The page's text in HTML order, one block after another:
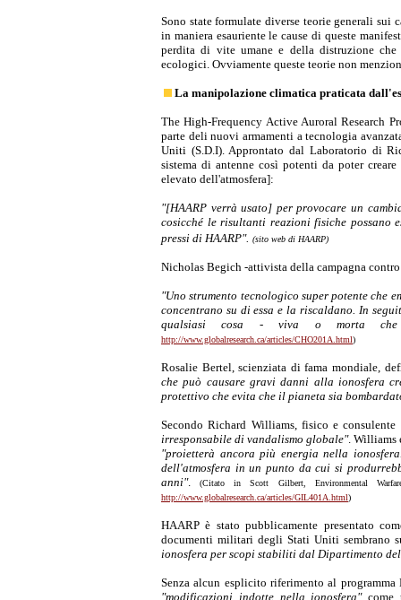
Sono state formulate diverse teorie generali sui
in maniera esauriente le cause di queste
perdita di vite umane e della distruzione
ecologici. Ovviamente queste teorie non
La manipolazione climatica praticata
The High-Frequency Active Auroral Research
parte deli nuovi armamenti a tecnologia
Uniti (S.D.I). Approntato dal Laboratorio di
sistema di antenne così potenti da poter
elevato dell'atmosfera]:
"[HAARP verrà usato] per provocare un
cosicché le risultanti reazioni fisiche possano
pressi di HAARP". (sito web di HAARP)
Nicholas Begich -attivista della campagna
"Uno strumento tecnologico super potente che
concentrano su di essa e la riscaldano. In
qualsiasi cosa - viva o morta
http://www.globalresearch.ca/articles/CHO201A.html)
Rosalie Bertel, scienziata di fama mondiale,
che può causare gravi danni alla ionosfera
protettivo che evita che il pianeta sia
Secondo Richard Williams, fisico e
irresponsabile di vandalismo globale". Williams
"proietterà ancora più energia nella
dell'atmosfera in un punto da cui si
anni". (Citato in Scott Gilbert, Environmental
http://www.globalresearch.ca/articles/GIL401A.html)
HAARP è stato pubblicamente presentato
documenti militari degli Stati Uniti sembrano
ionosfera per scopi stabiliti dal Dipartimento
Senza alcun esplicito riferimento al
"modificazioni indotte nella ionosfera"come